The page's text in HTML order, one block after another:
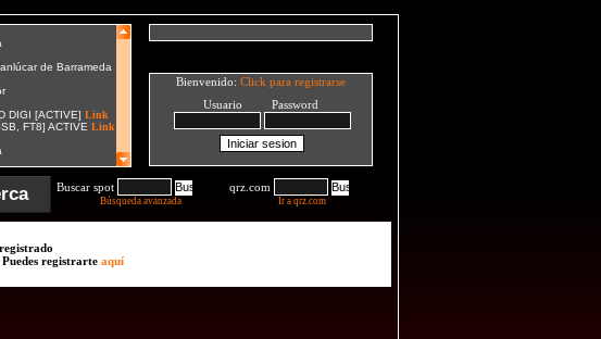
Bienvenido: Click para registrarse
Usuario Password
Buscar spot
Búsqueda avanzada
qrz.com
Ir a qrz.com
registrarte aquí